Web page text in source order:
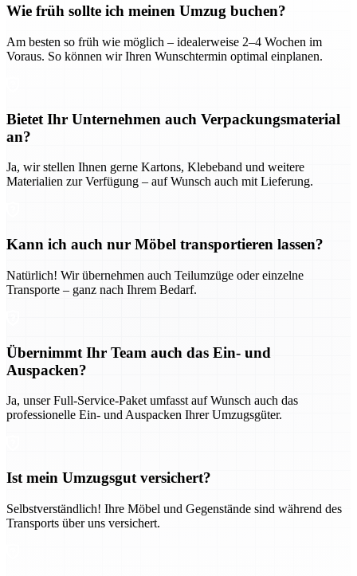
Wie früh sollte ich meinen Umzug buchen?
Am besten so früh wie möglich – idealerweise 2–4 Wochen im
Voraus. So können wir Ihren Wunschtermin optimal einplanen.
Bietet Ihr Unternehmen auch Verpackungsmaterial
an?
Ja, wir stellen Ihnen gerne Kartons, Klebeband und weitere
Materialien zur Verfügung – auf Wunsch auch mit Lieferung.
Kann ich auch nur Möbel transportieren lassen?
Natürlich! Wir übernehmen auch Teilumzüge oder einzelne
Transporte – ganz nach Ihrem Bedarf.
Übernimmt Ihr Team auch das Ein- und
Auspacken?
Ja, unser Full-Service-Paket umfasst auf Wunsch auch das
professionelle Ein- und Auspacken Ihrer Umzugsgüter.
Ist mein Umzugsgut versichert?
Selbstverständlich! Ihre Möbel und Gegenstände sind während des
Transports über uns versichert.